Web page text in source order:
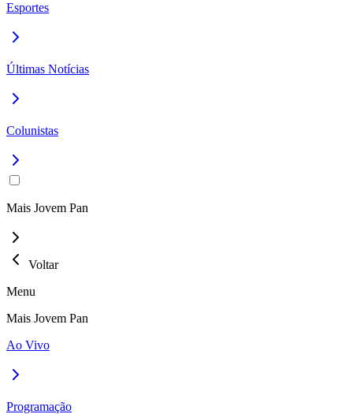
Esportes
Últimas Notícias
Colunistas
Mais Jovem Pan
Voltar
Menu
Mais Jovem Pan
Ao Vivo
Programação